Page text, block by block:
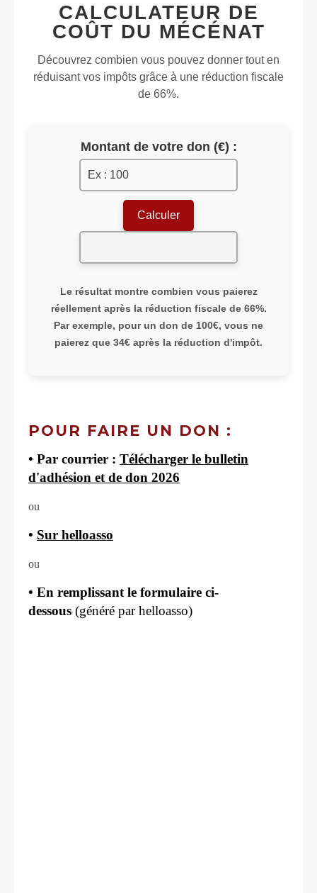
CALCULATEUR DE
COÛT DU MÉCÉNAT
Découvrez combien vous pouvez donner tout en
réduisant vos impôts grâce à une réduction fiscale
de 66%.
Montant de votre don (€) :
Calculer
Le résultat montre combien vous paierez
réellement après la réduction fiscale de 66%.
Par exemple, pour un don de 100€, vous ne
paierez que 34€ après la réduction d'impôt.
POUR FAIRE UN DON :
• Par courrier : Télécharger le bulletin
d'adhésion et de don 2026
ou
• Sur helloasso
ou
• En remplissant le formulaire ci-
dessous (généré par helloasso)